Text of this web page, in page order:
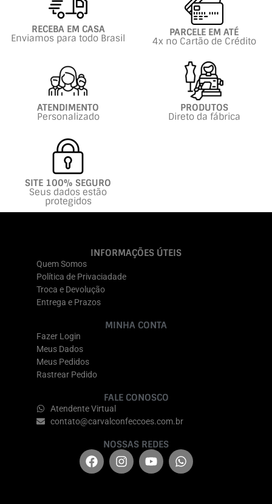
RECEBA EM CASA
Enviamos para todo Brasil PARCELE EM ATÉ
4x no Cartão de Crédito
ATENDIMENTO
Personalizado
PRODUTOS
Direto da fábrica
SITE 100% SEGURO
Seus dados estão
protegidos
INFORMAÇÕES ÚTEIS
Quem Somos
Política de Privaciadade
Troca e Devolução
Entrega e Prazos
MINHA CONTA
Fazer Login
Meus Dados
Meus Pedidos
Rastrear Pedido
FALE CONOSCO
Atendente Virtual
contato@carvalconfeccoes.com.br
NOSSAS REDES